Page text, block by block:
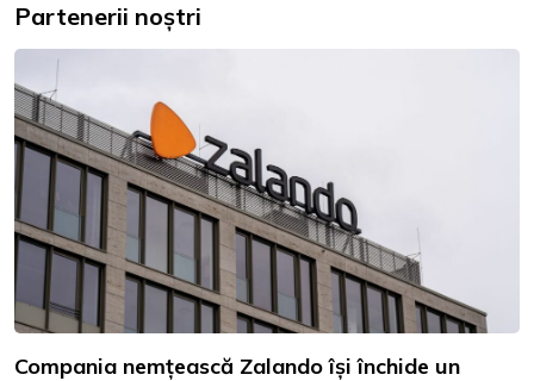
Partenerii noștri
Compania nemțească Zalando își închide un